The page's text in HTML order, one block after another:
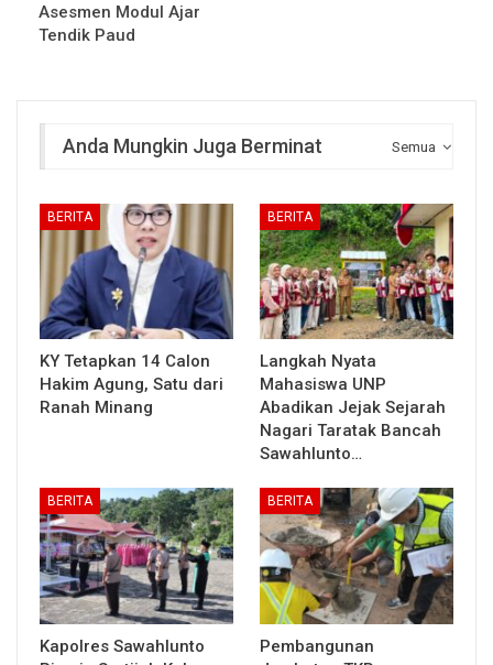
Asesmen Modul Ajar
Tendik Paud
Semua
Anda Mungkin Juga Berminat
BERITA
KY Tetapkan 14 Calon
Hakim Agung, Satu dari
Ranah Minang
BERITA
Langkah Nyata
Mahasiswa UNP
Abadikan Jejak Sejarah
Nagari Taratak Bancah
Sawahlunto…
BERITA
Kapolres Sawahlunto
BERITA
Pembangunan